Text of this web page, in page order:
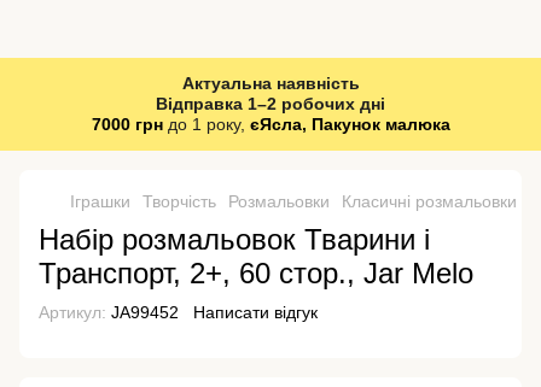
Актуальна наявність
Відправка 1–2 робочих дні
7000 грндо 1 року, єЯсла, Пакунок малюка
Іграшки Творчість Розмальовки Класичні розмальовки
Набір розмальовок Тварини і
Транспорт, 2+, 60 стор., Jar Melo
Артикул: JA99452 Написати відгук